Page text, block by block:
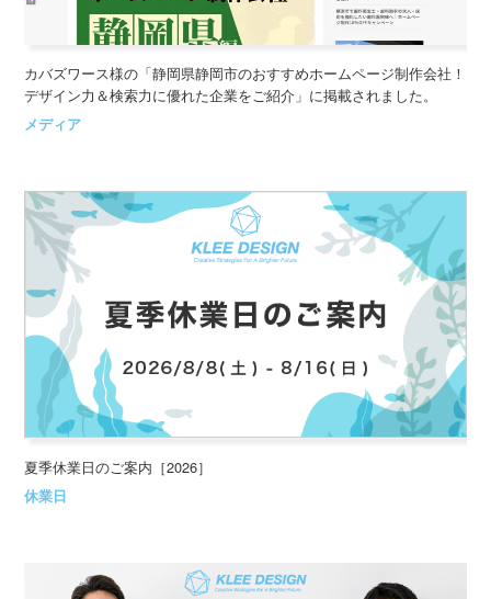
カバズワース様の「静岡県静岡市のおすすめホームページ制作会社！
デザイン力＆検索力に優れた企業をご紹介」に掲載されました。
メディア
夏季休業日のご案内［2026］
休業日